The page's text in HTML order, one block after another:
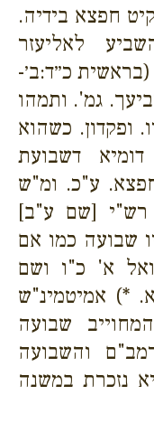
חפצא בידיה.
לאליעזר
כ״ד:ב׳-
גמ'. ותמהו
ופקדון. כשהוא
דשבועת
חפצא. ע"כ. ומ"ש
[שם ע"ב]
שבועה כמו אם
א' כ"ו ושם
*) אמיטמינ"ש
שבועה
והשבועה
נזכרת במשנה